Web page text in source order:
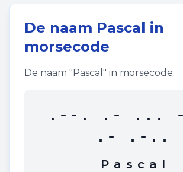
De naam Pascal in
morsecode
De naam "Pascal " in morsecode:
.--. .- ...
.- .-..
P a s c a l